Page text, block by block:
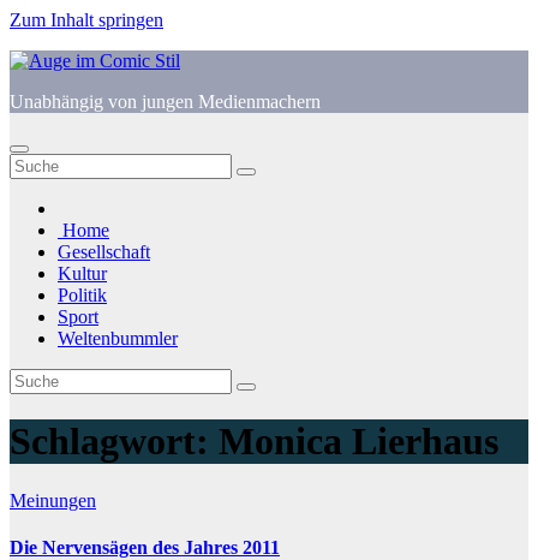
Zum Inhalt springen
Unabhängig von jungen Medienmachern
Home
Gesellschaft
Kultur
Politik
Sport
Weltenbummler
Schlagwort: Monica Lierhaus
Meinungen
Die Nervensägen des Jahres 2011